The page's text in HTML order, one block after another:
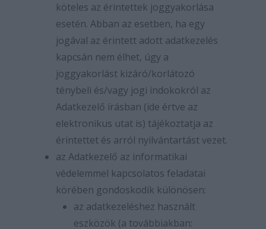
köteles az érintettek joggyakorlása
esetén. Abban az esetben, ha egy
jogával az érintett adott adatkezelés
kapcsán nem élhet, úgy a
joggyakorlást kizáró/korlátozó
ténybeli és/vagy jogi indokokról az
Adatkezelő írásban (ide értve az
elektronikus utat is) tájékoztatja az
érintettet és arról nyilvántartást vezet.
az Adatkezelő az informatikai
védelemmel kapcsolatos feladatai
körében gondoskodik különösen:
az adatkezeléshez használt
eszközök (a továbbiakban: